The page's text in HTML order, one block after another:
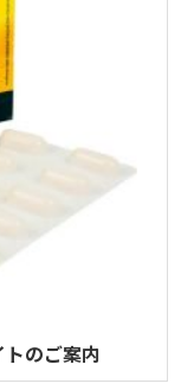
トのご案内